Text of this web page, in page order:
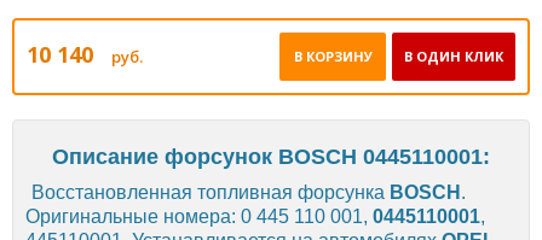
10 140 руб. В ОДИН КЛИК
В КОРЗИНУ
Описание форсунок BOSCH 0445110001:
Восстановленная топливная форсунка BOSCH .
Оригинальные номера: 0 445 110 001, 0445110001,